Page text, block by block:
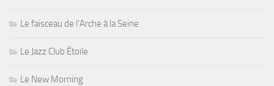
Le faisceau de l'Arche à la Seine
Le Jazz Club Étoile
Le New Morning